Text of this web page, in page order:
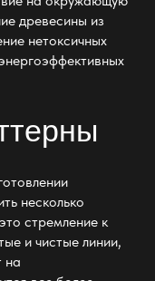
древесины из
нетоксичных
несколько
стремление к
и чистые линии,
на